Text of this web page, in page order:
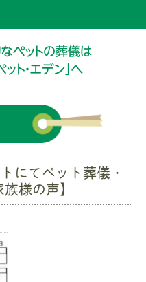
にてペット葬儀・
様の声】